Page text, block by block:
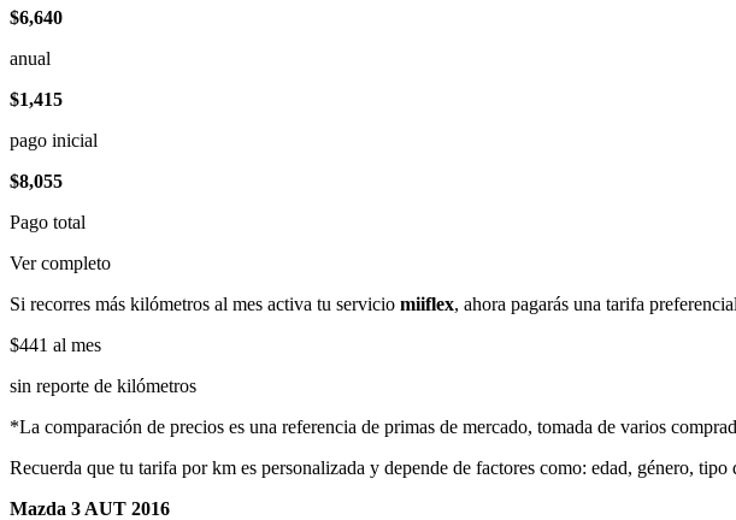
$6,640
anual
$1,415
pago inicial
$8,055
Pago total
Ver completo
Si recorres más kilómetros al mes activa tu servicio miiflex, ahora pagarás una tarifa
$441 al mes
sin reporte de kilómetros
*La comparación de precios es una referencia de primas de mercado, tomada de varios
Recuerda que tu tarifa por km es personalizada y depende de factores como: edad, género,
Mazda 3 AUT 2016